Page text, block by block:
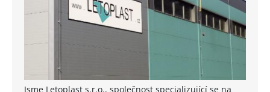
Jsme Letoplast s.r.o., společnost specializující se na